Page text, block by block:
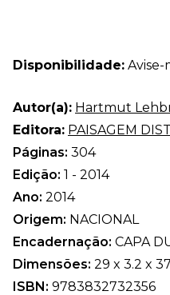
Disponibilidade: Avise-
Autor(a): Hartmut
Editora: PAISAGEM
Páginas: 304
Edição: 1 - 2014
Ano: 2014
Origem: NACIONAL
Encadernação: CAPA
Dimensões: 29 x 3.2 x 37
ISBN: 9783832732356